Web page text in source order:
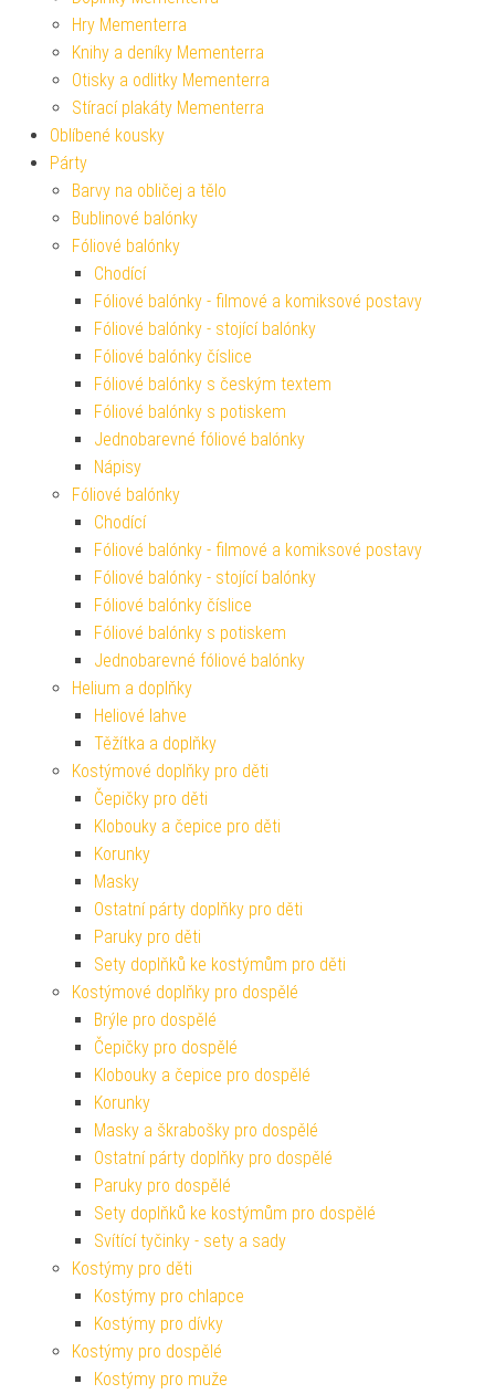
Hry Mementerra
Knihy a deníky Mementerra
Otisky a odlitky Mementerra
Stírací plakáty Mementerra
Oblíbené kousky
Párty
Barvy na obličej a tělo
Bublinové balónky
Fóliové balónky
Chodící
Fóliové balónky - filmové a komiksové postavy
Fóliové balónky - stojící balónky
Fóliové balónky číslice
Fóliové balónky s českým textem
Fóliové balónky s potiskem
Jednobarevné fóliové balónky
Nápisy
Fóliové balónky
Chodící
Fóliové balónky - filmové a komiksové postavy
Fóliové balónky - stojící balónky
Fóliové balónky číslice
Fóliové balónky s potiskem
Jednobarevné fóliové balónky
Helium a doplňky
Heliové lahve
Těžítka a doplňky
Kostýmové doplňky pro děti
Čepičky pro děti
Klobouky a čepice pro děti
Korunky
Masky
Ostatní párty doplňky pro děti
Paruky pro děti
Sety doplňků ke kostýmům pro děti
Kostýmové doplňky pro dospělé
Brýle pro dospělé
Čepičky pro dospělé
Klobouky a čepice pro dospělé
Korunky
Masky a škrabošky pro dospělé
Ostatní párty doplňky pro dospělé
Paruky pro dospělé
Sety doplňků ke kostýmům pro dospělé
Svítící tyčinky - sety a sady
Kostýmy pro děti
Kostýmy pro chlapce
Kostýmy pro dívky
Kostýmy pro dospělé
Kostýmy pro muže